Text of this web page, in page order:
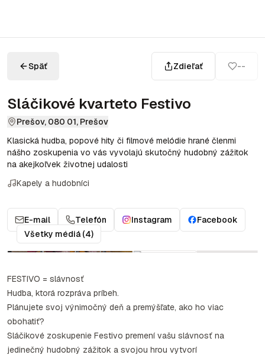
Späť Zdieľať --
Sláčikové kvarteto Festivo
Prešov, 080 01, Prešov
Klasická hudba, popové hity či filmové melódie hrané členmi
nášho zoskupenia vo vás vyvolajú skutočný hudobný zážitok
na akejkoľvek životnej udalosti
Kapely a hudobníci
E-mail Telefón Instagram
Facebook
Všetky médiá (4)
FESTIVO = slávnosť
Hudba, ktorá rozpráva príbeh.
Plánujete svoj výnimočný deň a premýšľate, ako ho viac
obohatiť?
Sláčikové zoskupenie Festivo premení vašu slávnosť na
jedinečný hudobný zážitok a svojou hrou vytvorí